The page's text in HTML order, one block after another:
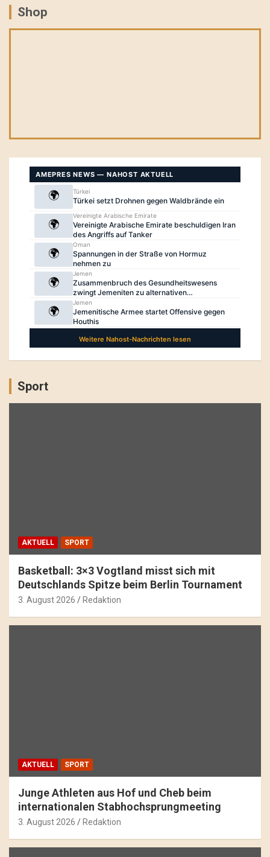
Shop
Sport
AKTUELL SPORT
Basketball: 3×3 Vogtland misst sich mit
Deutschlands Spitze beim Berlin Tournament
3. August 2026 Redaktion
AKTUELL SPORT
Junge Athleten aus Hof und Cheb beim
internationalen Stabhochsprungmeeting
3. August 2026 Redaktion